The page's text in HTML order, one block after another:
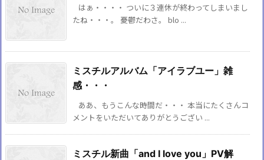
はぁ・・・・ ついに３連休が終わってしまいまし
たね・・・。 憂鬱だわさ。 blo ...
ミスチルアルバム「アイラブユー」雑
感・・・
ああ、もうこんな時間だ・・・ 本当にたくさんコ
メントをいただいてありがとうござい ...
ミスチル新曲「and I love you」PV解